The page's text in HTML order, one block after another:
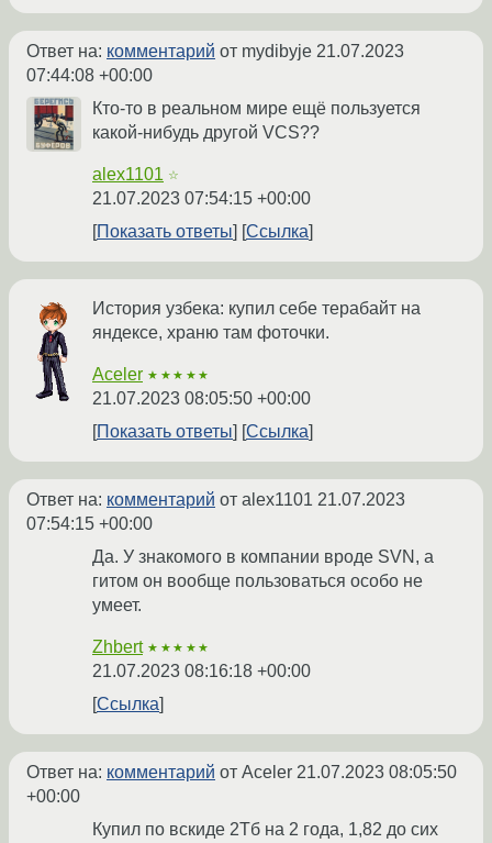
Ответ на: комментарий от mydibyje 21.07.2023
07:44:08 +00:00
Кто-то в реальном мире ещё пользуется
какой-нибудь другой VCS??
alex1101 ☆
21.07.2023 07:54:15 +00:00
Показать ответы
Ссылка
История узбека: купил себе терабайт на
яндексе, храню там фоточки.
Aceler ★★★★★
21.07.2023 08:05:50 +00:00
Показать ответы
Ссылка
Ответ на: комментарий от alex1101 21.07.2023
07:54:15 +00:00
Да. У знакомого в компании вроде SVN, а
гитом он вообще пользоваться особо не
умеет.
Zhbert ★★★★★
21.07.2023 08:16:18 +00:00
Ссылка
Ответ на: комментарий от Aceler 21.07.2023 08:05:50
+00:00
Купил по вскиде 2Тб на 2 года, 1,82 до сих